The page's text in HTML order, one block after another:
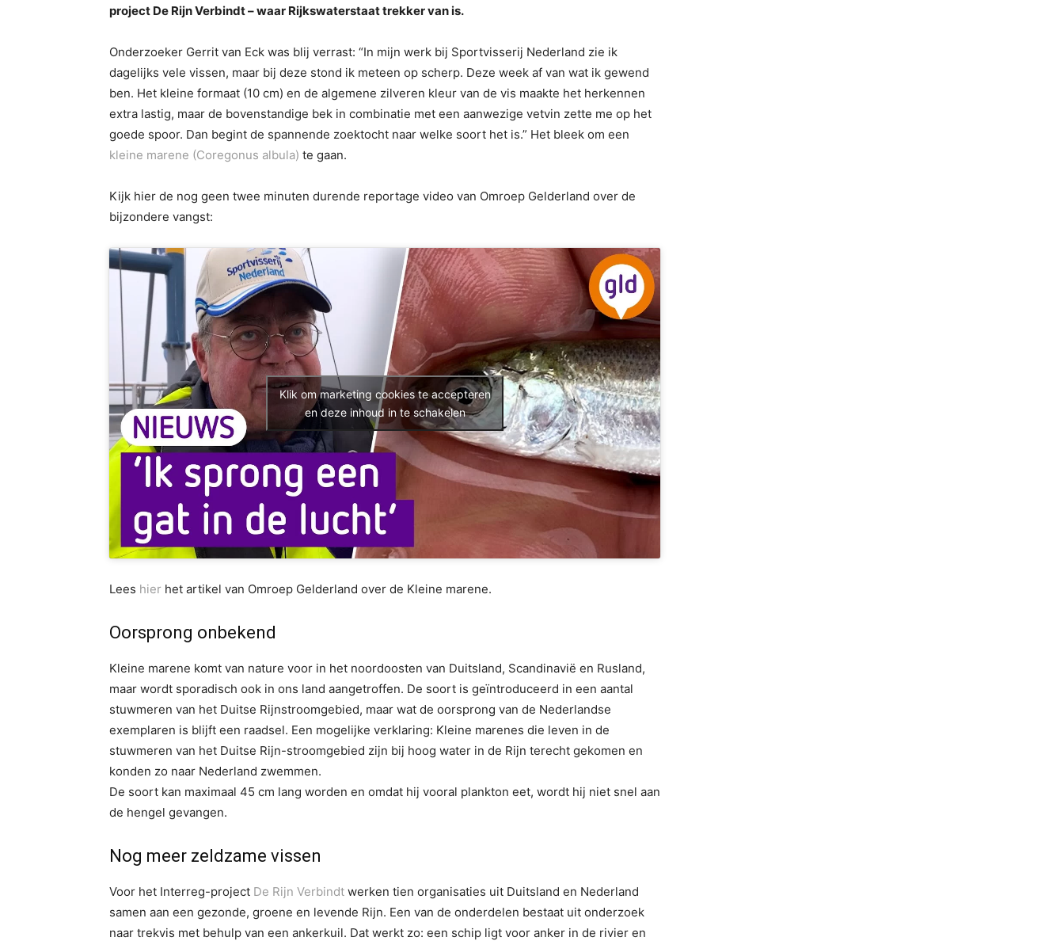
project De Rijn Verbindt – waar Rijkswaterstaat trekker van is.
Onderzoeker Gerrit van Eck was blij verrast: “In mijn werk bij Sportvisserij Nederland zie ik
dagelijks vele vissen, maar bij deze stond ik meteen op scherp. Deze week af van wat ik gewend
ben. Het kleine formaat (10 cm) en de algemene zilveren kleur van de vis maakte het herkennen
extra lastig, maar de bovenstandige bek in combinatie met een aanwezige vetvin zette me op het
goede spoor. Dan begint de spannende zoektocht naar welke soort het is.” Het bleek om een
kleine marene (Coregonus albula) te gaan.
Kijk hier de nog geen twee minuten durende reportage video van Omroep Gelderland over de
bijzondere vangst:
Klik om marketing cookies te accepteren
en deze inhoud in te schakelen
Lees hier het artikel van Omroep Gelderland over de Kleine marene.
Oorsprong onbekend
Kleine marene komt van nature voor in het noordoosten van Duitsland, Scandinavië en Rusland,
maar wordt sporadisch ook in ons land aangetroffen. De soort is geïntroduceerd in een aantal
stuwmeren van het Duitse Rijnstroomgebied, maar wat de oorsprong van de Nederlandse
exemplaren is blijft een raadsel. Een mogelijke verklaring: Kleine marenes die leven in de
stuwmeren van het Duitse Rijn-stroomgebied zijn bij hoog water in de Rijn terecht gekomen en
konden zo naar Nederland zwemmen.
De soort kan maximaal 45 cm lang worden en omdat hij vooral plankton eet, wordt hij niet snel aan
de hengel gevangen.
Nog meer zeldzame vissen
Voor het Interreg-project De Rijn Verbindt werken tien organisaties uit Duitsland en Nederland
samen aan een gezonde, groene en levende Rijn. Een van de onderdelen bestaat uit onderzoek
naar trekvis met behulp van een ankerkuil. Dat werkt zo: een schip ligt voor anker in de rivier en